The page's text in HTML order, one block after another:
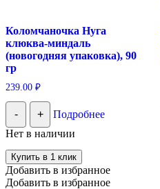
Коломчаночка Нуга
клюква-миндаль
(новогодняя упаковка), 90
гр
239.00 ₽
- +
Подробнее
Нет в наличии
Купить в 1 клик
Добавить в избранное
Добавить в избранное